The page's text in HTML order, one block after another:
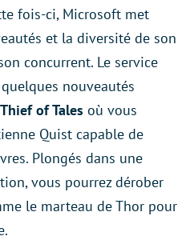
fois-ci, Microsoft met
et la diversité de son
concurrent. Le service
nouveautés
of Tales où vous
Quist capable de
Plongés dans une
vous pourrez dérober
le marteau de Thor pour